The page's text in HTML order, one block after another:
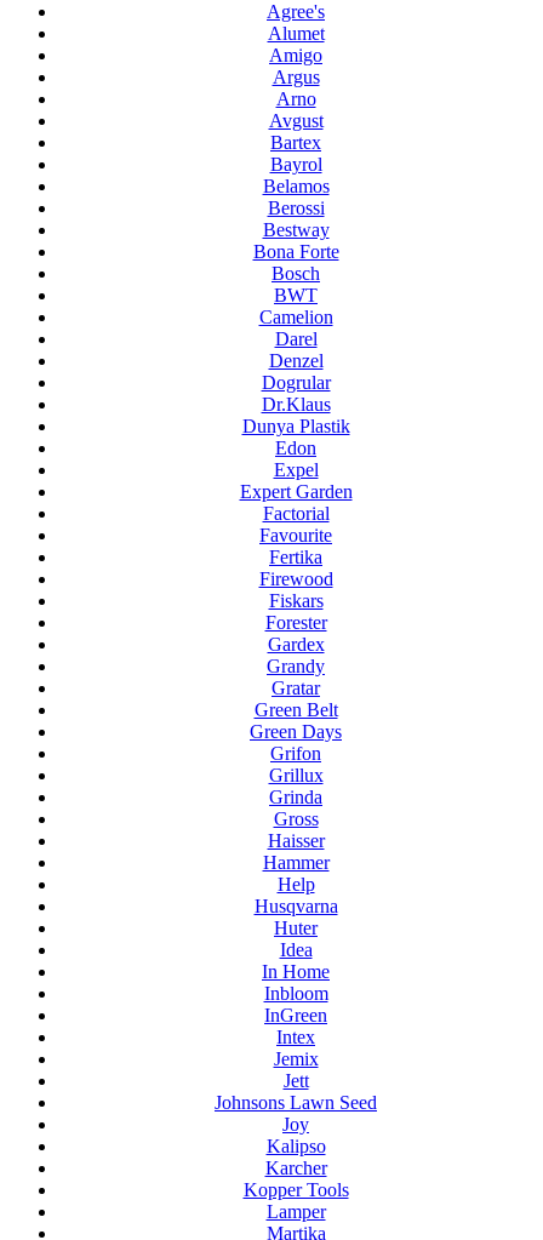
Agree's
Alumet
Amigo
Argus
Arno
Avgust
Bartex
Bayrol
Belamos
Berossi
Bestway
Bona Forte
Bosch
BWT
Camelion
Darel
Denzel
Dogrular
Dr.Klaus
Dunya Plastik
Edon
Expel
Expert Garden
Factorial
Favourite
Fertika
Firewood
Fiskars
Forester
Gardex
Grandy
Gratar
Green Belt
Green Days
Grifon
Grillux
Grinda
Gross
Haisser
Hammer
Help
Husqvarna
Huter
Idea
In Home
Inbloom
InGreen
Intex
Jemix
Jett
Johnsons Lawn Seed
Joy
Kalipso
Karcher
Kopper Tools
Lamper
Martika